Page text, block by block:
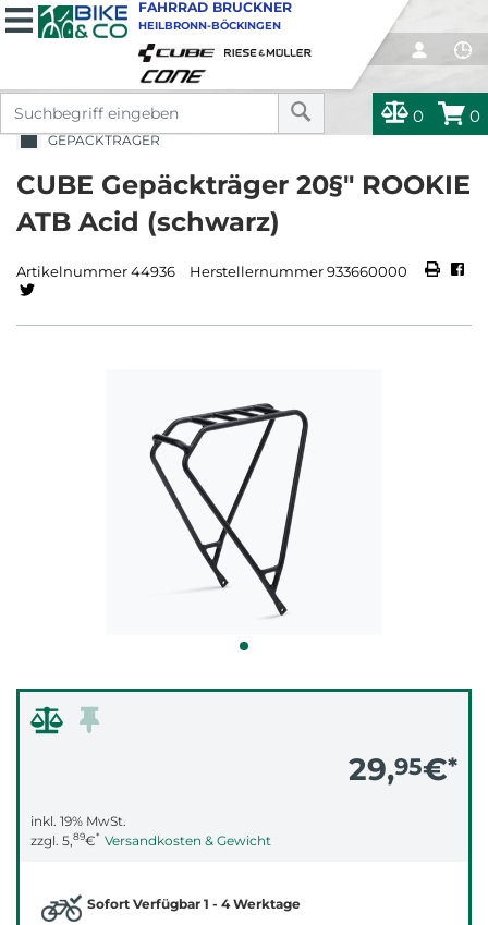
0 0
FAHRRAD BRUCKNER
HEILBRONN-BÖCKINGEN
GEPÄCKTRÄGER
CUBE Gepäckträger 20§" ROOKIE
ATB Acid (schwarz)
Artikelnummer 44936 Herstellernummer 933660000
29,95€*
inkl. 19% MwSt.
zzgl. 5,89€* Versandkosten & Gewicht
Sofort Verfügbar 1 - 4 Werktage